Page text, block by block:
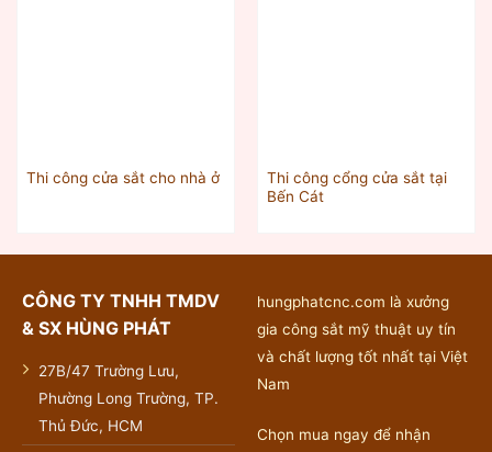
Thi công cửa sắt cho nhà ở
Thi công cổng cửa sắt tại
Bến Cát
CÔNG TY TNHH TMDV
& SX HÙNG PHÁT
27B/47 Trường Lưu,
Phường Long Trường, TP.
Thủ Đức, HCM
hungphatcnc.com là xưởng
gia công sắt mỹ thuật uy tín
và chất lượng tốt nhất tại Việt
Nam
Chọn mua ngay để nhận